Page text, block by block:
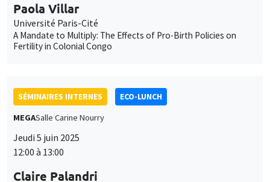
Paola Villar
Université Paris-Cité
A Mandate to Multiply: The Effects of Pro-Birth Policies on
Fertility in Colonial Congo
SÉMINAIRES INTERNES
ECO-LUNCH
MEGASalle Carine Nourry
Jeudi 5 juin 2025
12:00 à 13:00
Claire Palandri